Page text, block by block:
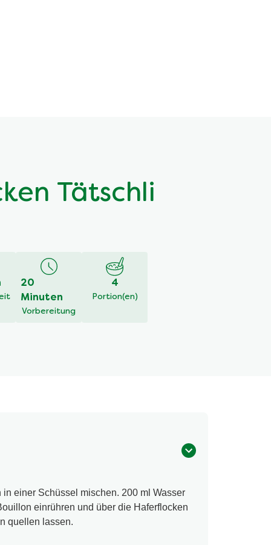
Tätschli
20
Minuten
Vorbereitung
4
Portion(en)
einer Schüssel mischen. 200 ml Wasser
einrühren und über die Haferflocken
quellen lassen.